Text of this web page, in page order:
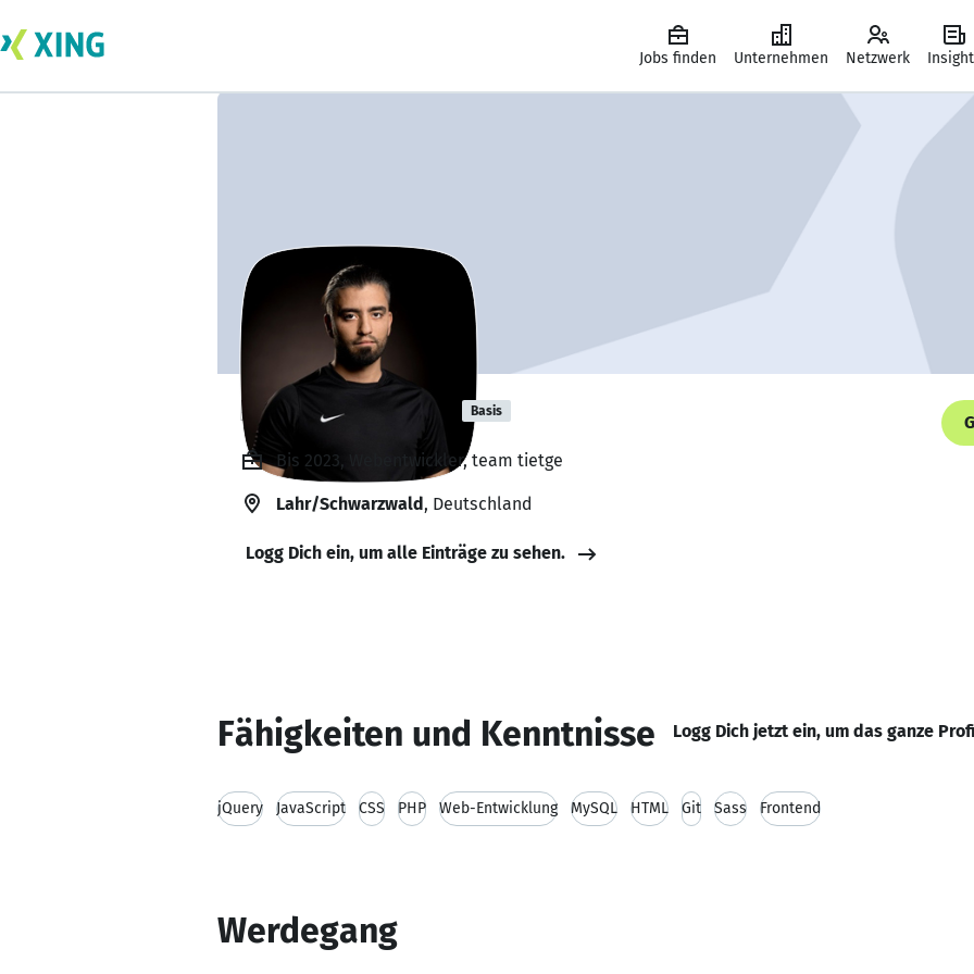
Jobs finden Unternehmen Netzwerk
Nour Almasrieh Basis
Bis 2023, Webentwickler, team tietge
Lahr/Schwarzwald, Deutschland
Logg Dich ein, um alle Einträge zu sehen.
Fähigkeiten und Kenntnisse Logg Dich jetzt ein, um das ganze
jQuery JavaScript CSS PHP Web-Entwicklung MySQL HTML Git Sass Frontend
Werdegang